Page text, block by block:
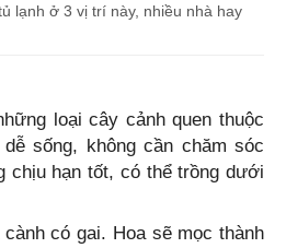
lạnh ở 3 vị trí này, nhiều nhà hay
loại cây cảnh quen thuộc
sống, không cần chăm sóc
chịu hạn tốt, có thể trồng dưới
có gai. Hoa sẽ mọc thành